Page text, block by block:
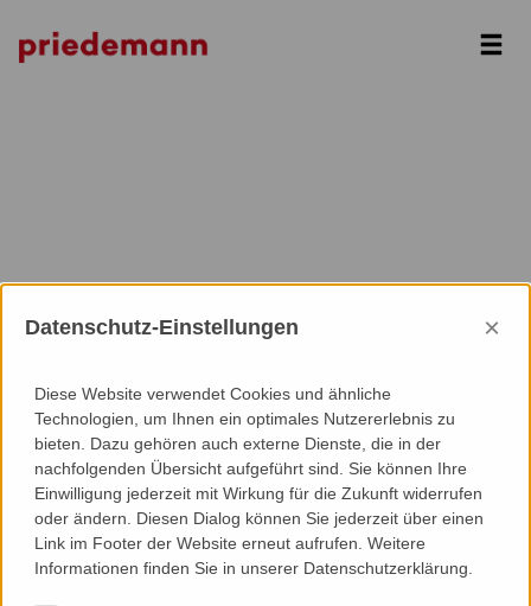
Datenschutz-Einstellungen ×
Diese Website verwendet Cookies und ähnliche
Technologien, um Ihnen ein optimales Nutzererlebnis zu
bieten. Dazu gehören auch externe Dienste, die in der
nachfolgenden Übersicht aufgeführt sind. Sie können Ihre
Einwilligung jederzeit mit Wirkung für die Zukunft widerrufen
oder ändern. Diesen Dialog können Sie jederzeit über einen
Link im Footer der Website erneut aufrufen. Weitere
Informationen finden Sie in unserer Datenschutzerklärung.